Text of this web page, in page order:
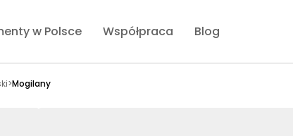
w Polsce Współpraca Blog
>Mogilany